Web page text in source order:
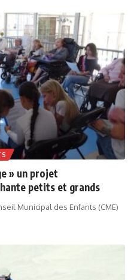
» un projet
petits et grands
Municipal des Enfants (CME)